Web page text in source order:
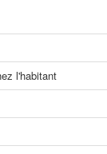
l'habitant